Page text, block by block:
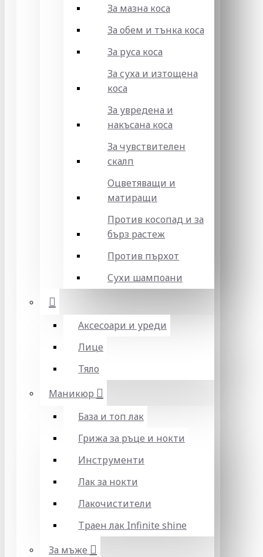
За мазна коса
За обем и тънка коса
За руса коса
За суха и изтощена
коса
За увредена и
накъсана коса
За чувствителен
скалп
Оцветяващи и
матиращи
Против косопад и за
бърз растеж
Против пърхот
Сухи шампоани
Аксесоари и уреди
Лице
Тяло
Маникюр
База и топ лак
Грижа за ръце и нокти
Инструменти
Лак за нокти
Лакочистители
Траен лак Infinite shine
За мъже